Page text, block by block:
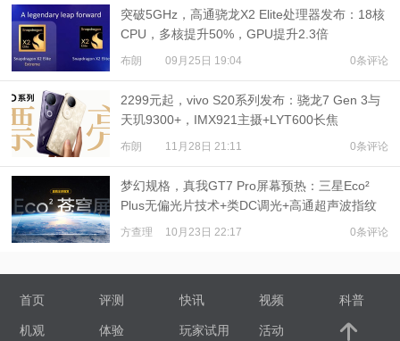
突破5GHz，高通骁龙X2 Elite处理器发布：18核
CPU，多核提升50%，GPU提升2.3倍
布朗 09月25日 19:04 0条评论
2299元起，vivo S20系列发布：骁龙7 Gen 3与
天玑9300+，IMX921主摄+LYT600长焦
布朗 11月28日 21:11 0条评论
梦幻规格，真我GT7 Pro屏幕预热：三星Eco²
Plus无偏光片技术+类DC调光+高通超声波指纹
方查理 10月23日 22:17 0条评论
首页 评测 快讯 视频 科普
机观 体验 玩家试用 活动